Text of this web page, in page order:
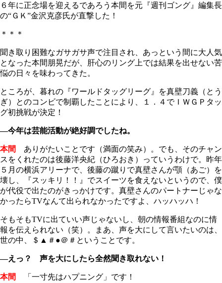
６年に正念場を迎えるであろう本間を元『週刊ゴング』編集長
の“ＧＫ”金沢克彦氏が直撃した！
＊＊＊
聞き取り困難なガサガサ声で注目され、あっという間に大人気
となった本間朋晃だが、肝心のリング上では結果を出せない苦
悩の日々を味わってきた。
ところが、暮れの『ワールドタッグリーグ』を真壁刀義（とう
ぎ）とのコンビで制覇したことにより、１．４でＩＷＧＰタッ
グ初挑戦が決定！
―今年は芸能活動が絶好調でしたね。
本間
ありがたいことです（満面の笑み）。でも、そのチャン
スをくれたのは後藤洋央紀（ひろおき）っていうわけで。昨年
５月の横浜アリーナで、後藤の蹴りで真壁さんが顎（あご）を
壊し、『スッキリ！！』でスイーツを食えないというので、僕
が代役で出たのがきっかけです。真壁さんのパートナーじゃな
かったらTVなんて出られなかったですよ、ハッハッハ！
そもそもTVに出ていい声じゃないし、朝の情報番組なのに情
報を伝えられない（笑）。まあ、声を大にして言いたいのは、
世の中、＄▲＃●＠＃ということです。
―えっ？ 声を大にしたら全然聞き取れない！
本間 「一寸先はハプニング」です！